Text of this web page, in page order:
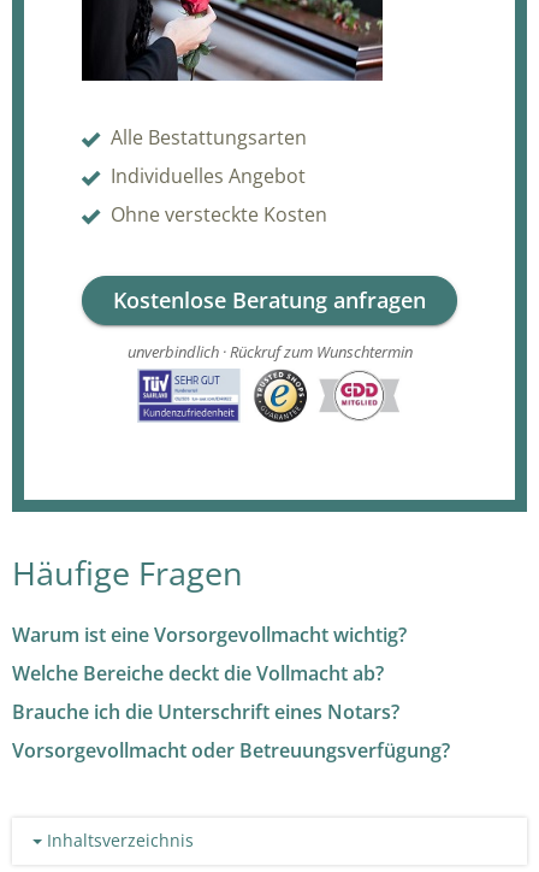
Alle Bestattungsarten
Individuelles Angebot
Ohne versteckte Kosten
Kostenlose Beratung anfragen
unverbindlich · Rückruf zum Wunschtermin
Häufige Fragen
Warum ist eine Vorsorgevollmacht wichtig?
Welche Bereiche deckt die Vollmacht ab?
Brauche ich die Unterschrift eines Notars?
Vorsorgevollmacht oder Betreuungsverfügung?
Inhaltsverzeichnis